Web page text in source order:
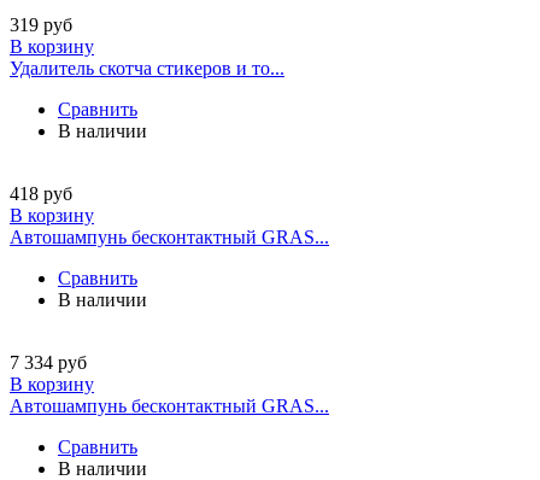
319 руб
В корзину
Удалитель скотча стикеров и то...
Сравнить
В наличии
418 руб
В корзину
Автошампунь бесконтактный GRAS...
Сравнить
В наличии
7 334 руб
В корзину
Автошампунь бесконтактный GRAS...
Сравнить
В наличии